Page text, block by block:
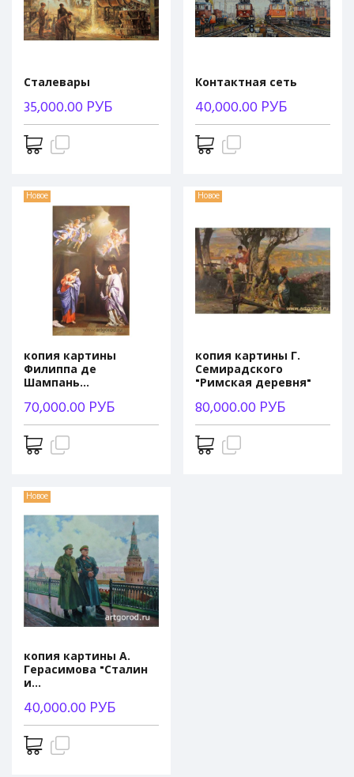
Сталевары
35,000.00 РУБ
Контактная сеть
40,000.00 РУБ
Новое
копия картины
Филиппа де
Шампань...
70,000.00 РУБ
Новое
копия картины Г.
Семирадского
"Римская деревня"
80,000.00 РУБ
Новое
копия картины А.
Герасимова "Сталин
и...
40,000.00 РУБ